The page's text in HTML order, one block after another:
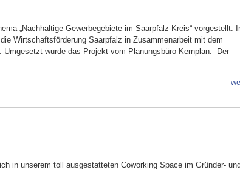
„Nachhaltige Gewerbegebiete im Saarpfalz-Kreis“ vorgestellt.
Wirtschaftsförderung Saarpfalz in Zusammenarbeit mit dem
wurde das Projekt vom Planungsbüro Kernplan. Der
in unserem toll ausgestatteten Coworking Space im Gründer- und